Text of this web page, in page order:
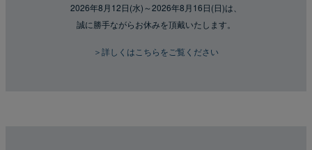
2026年8月12日(水)～2026年8月16日(日)は、
誠に勝手ながらお休みを頂戴いたします。
＞詳しくはこちらをご覧ください